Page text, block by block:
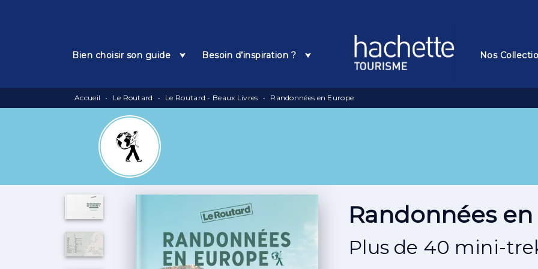
Bien choisir son guide Besoin d’inspiration ? Nos
Accueil • Le Routard • Le Routard - Beaux Livres • Randonnées en Europe
Randonnées
Plus de 40 mini-